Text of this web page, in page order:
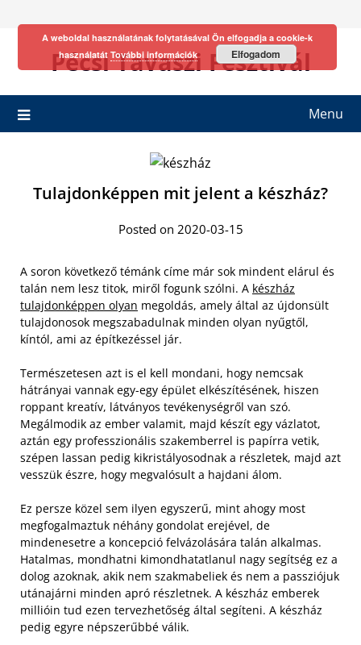
Pécsi Tavaszi Fesztivál
Menu
Tulajdonképpen mit jelent a készház?
Posted on 2020-03-15
A soron következő témánk címe már sok mindent elárul és
talán nem lesz titok, miről fogunk szólni. A készház
tulajdonképpen olyan megoldás, amely által az újdonsült
tulajdonosok megszabadulnak minden olyan nyűgtől,
kíntól, ami az építkezéssel jár.
Természetesen azt is el kell mondani, hogy nemcsak
hátrányai vannak egy-egy épület elkészítésének, hiszen
roppant kreatív, látványos tevékenységről van szó.
Megálmodik az ember valamit, majd készít egy vázlatot,
aztán egy professzionális szakemberrel is papírra vetik,
szépen lassan pedig kikristályosodnak a részletek, majd azt
vesszük észre, hogy megvalósult a hajdani álom.
Ez persze közel sem ilyen egyszerű, mint ahogy most
megfogalmaztuk néhány gondolat erejével, de
mindenesetre a koncepció felvázolására talán alkalmas.
Hatalmas, mondhatni kimondhatatlanul nagy segítség ez a
dolog azoknak, akik nem szakmabeliek és nem a passziójuk
utánajárni minden apró részletnek. A készház emberek
millióin tud ezen tervezhetőség által segíteni. A készház
pedig egyre népszerűbbé válik.
A weboldal használatának folytatásával Ön elfogadja a cookie-k
használatát További információk Elfogadom